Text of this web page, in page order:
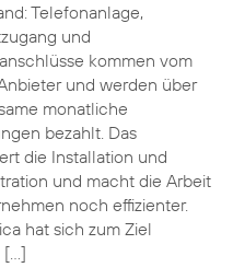
Telefonanlage,
und
kommen vom
und werden über
monatliche
bezahlt. Das
die Installation und
und macht die Arbeit
noch effizienter.
hat sich zum Ziel
[…]